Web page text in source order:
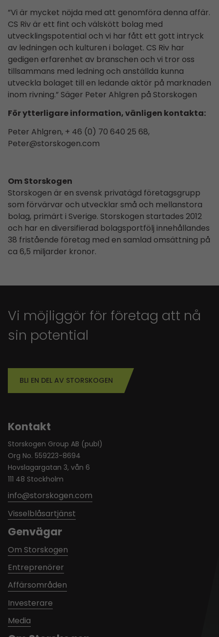
”Vi är mycket nöjda med att genomföra denna affär.
CS Riv är ett fint och välskött bolag med
utvecklingspotential och vi har fått ett gott intryck
av ledningen och kulturen i bolaget. CS Riv har
gedigen erfarenhet av branschen och vi tror oss
tillsammans med ledning och anställda kunna
utveckla bolaget till en ledande aktör på marknaden
inom rivning.” Säger Peter Ahlgren på Storskogen
För ytterligare information, vänligen kontakta:
Peter Ahlgren, + 46 (0) 70 640 25 68,
Peter@storskogen.com
Om Storskogen
Storskogen är en svensk privatägd företagsgrupp
som förvärvar och utvecklar små och mellanstora
bolag, primärt i Sverige. Storskogen startades 2012
och har en diversifierad bolagsportfölj innehållandes
38 fristående företag med en samlad omsättning på
ca 6,5 miljarder kronor.
Vi möjliggör för företag att nå
sin potential
BLI EN DEL AV STORSKOGEN
Kontakt
Storskogen Group AB (publ)
Org No. 559223-8694
Hovslagargatan 3, vån 6
111 48 Stockholm
info@storskogen.com
Visselblåsartjänst
Genvägar
Om Storskogen
Entreprenörer
Affärsområden
Investerare
Media